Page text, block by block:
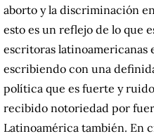
aborto y la discriminación
esto es un reflejo de lo que
escritoras latinoamericanas
escribiendo con una
política que es fuerte y
recibido notoriedad por
Latinoamérica también. En